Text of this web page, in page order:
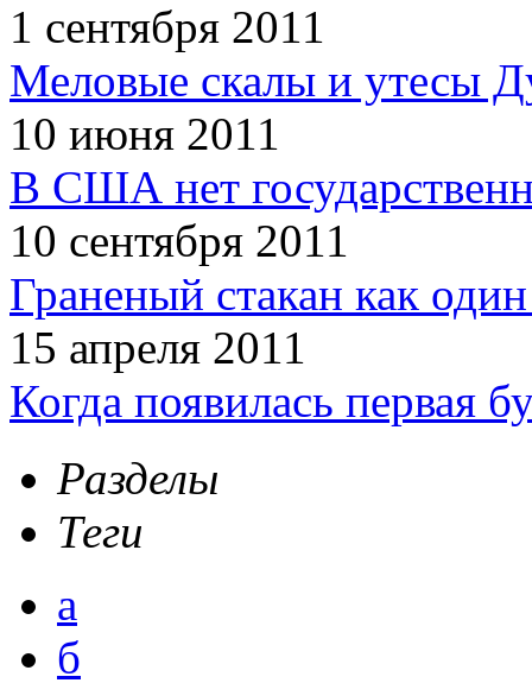
1 сентября 2011
Меловые скалы и утесы
10 июня 2011
В США нет
10 сентября 2011
Граненый стакан как
15 апреля 2011
Когда появилась первая
Разделы
Теги
а
б